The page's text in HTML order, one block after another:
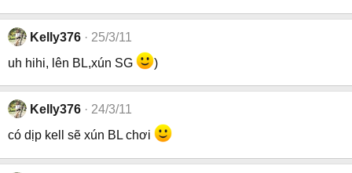
Kelly376
25/3/11
uh hihi, lên BL,xún SG
)
Kelly376
24/3/11
có dịp kell sẽ xún BL chơi